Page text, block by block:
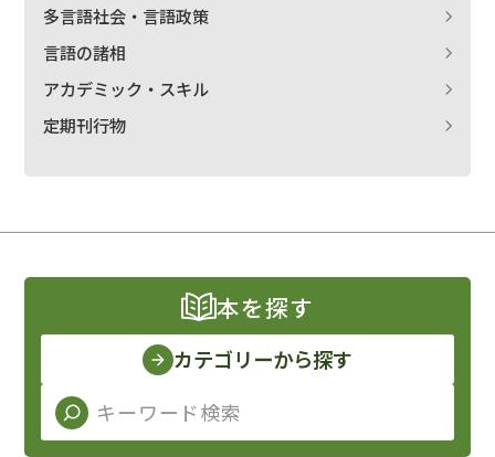
多言語社会・言語政策
言語の諸相
アカデミック・スキル
定期刊行物
本を探す
カテゴリーから探す